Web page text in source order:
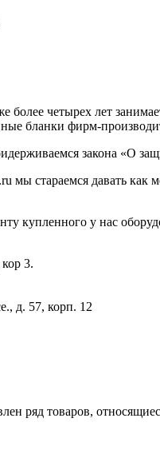
четырех лет
бланки фирм-
закона «О
мы стараемся давать
купленного у нас
3.
д. 57, корп. 12
ряд товаров,